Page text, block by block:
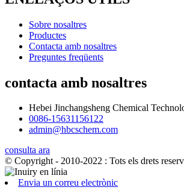
Sobre nosaltres
Productes
Contacta amb nosaltres
Preguntes freqüents
contacta amb nosaltres
Hebei Jinchangsheng Chemical
0086-15631156122
admin@hbcschem.com
consulta ara
© Copyright - 2010-2022 : Tots els drets
Envia un correu electrònic